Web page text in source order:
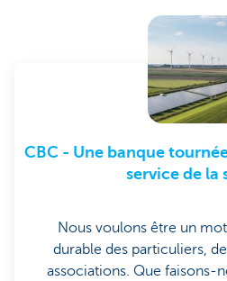
CBC - Une banque
service de la
Nous voulons être un
durable des particuliers,
associations. Que faisons-